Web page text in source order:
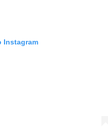
Instagram